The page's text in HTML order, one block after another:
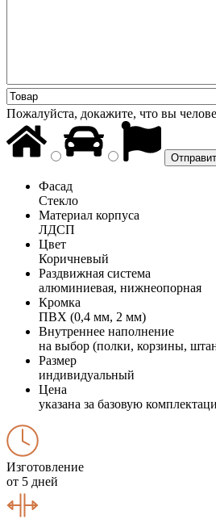
Пожалуйста, докажите, что вы
Фасад
Стекло
Материал корпуса
ЛДСП
Цвет
Коричневый
Раздвижная система
алюминиевая, нижнеопорная
Кромка
ПВХ (0,4 мм, 2 мм)
Внутреннее наполнение
на выбор (полки, корзины,
Размер
индивидуальный
Цена
указана за базовую
Изготовление
от 5 дней